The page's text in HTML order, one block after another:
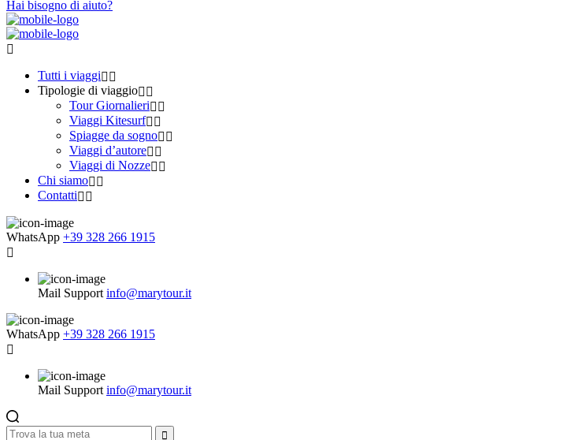
Hai bisogno di aiuto?
Tutti i viaggi
Tipologie di viaggio
Tour Giornalieri
Viaggi Kitesurf
Spiagge da sogno
Viaggi d’autore
Viaggi di Nozze
Chi siamo
Contatti
WhatsApp +39 328 266 1915
Mail Support info@marytour.it
WhatsApp +39 328 266 1915
Mail Support info@marytour.it